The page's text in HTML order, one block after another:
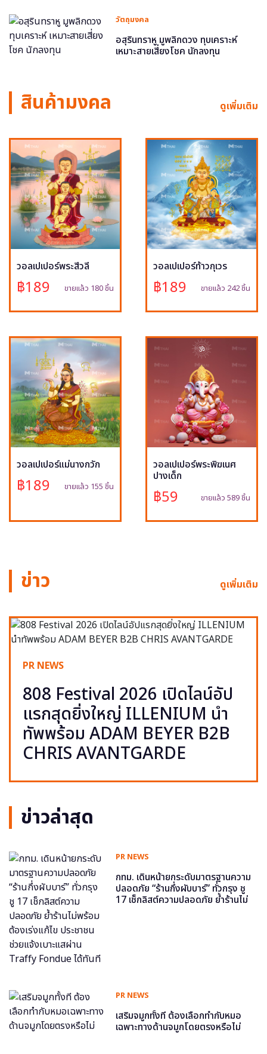
วัตถุมงคล
อสุรินทราหู มูพลิกดวง ทุบเคราะห์
เหมาะสายเสี่ยงโชค นักลงทุน
สินค้ามงคล ดูเพิ่มเติม
วอลเปเปอร์พระสีวลี
฿189 ขายแล้ว 180 ชิ้น
วอลเปเปอร์ท้าวกุเวร
฿189 ขายแล้ว 242 ชิ้น
วอลเปเปอร์แม่นางกวัก
฿189 ขายแล้ว 155 ชิ้น
วอลเปเปอร์พระพิฆเนศ
ปางเด็ก
฿59 ขายแล้ว 589 ชิ้น
ข่าว ดูเพิ่มเติม
PR NEWS
808 Festival 2026 เปิดไลน์อัป
แรกสุดยิ่งใหญ่ ILLENIUM นำ
ทัพพร้อม ADAM BEYER B2B
CHRIS AVANTGARDE
ข่าวล่าสุด
PR NEWS
กทม. เดินหน้ายกระดับมาตรฐานความ
ปลอดภัย “ร้านกึ่งผับบาร์” ทั่วกรุง ชู
17 เช็กลิสต์ความปลอดภัย ย้ำร้านไม่
PR NEWS
เสริมจมูกทั้งที ต้องเลือกทำกับหมอ
เฉพาะทางด้านจมูกโดยตรงหรือไม่